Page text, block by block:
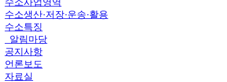
수소사업영역
수소생산·저장·운송·활용
수소특징
알림마당
공지사항
언론보도
자료실